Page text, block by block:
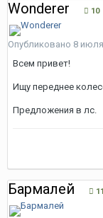
Wonderer 10
Опубликовано 8
Всем привет!
Ищу переднее
Предложения в лс.
Бармалей